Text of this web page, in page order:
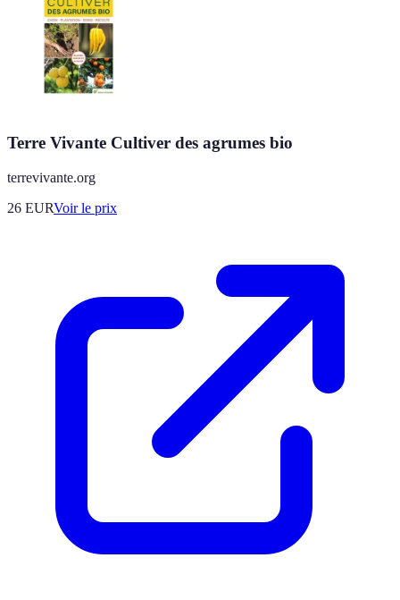
Terre Vivante Cultiver des agrumes bio
terrevivante.org
26 EURVoir le prix